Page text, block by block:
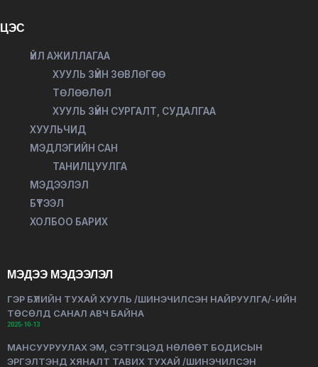
ЦЭС
ҮЙЛ АЖИЛЛАГАА
ХУУЛЬ ЗҮЙН ЗӨВЛӨГӨӨ
ТӨЛӨӨЛӨЛ
ХУУЛЬ ЗҮЙН СУРГАЛТ, СУДАЛГАА
ХУУЛЬЧИД
МЭДЛЭГИЙН САН
ТАНИЛЦУУЛГА
МЭДЭЭЛЭЛ
БҮТЭЭЛ
ХОЛБОО БАРИХ
МЭДЭЭ МЭДЭЭЛЭЛ
ГЭР БҮЛИЙН ТУХАЙ ХУУЛЬ /ШИНЭЧИЛСЭН НАЙРУУЛГА/-ИЙН
ТӨСӨЛД САНАЛ АВЧ БАЙНА
2025-10-13
МАНСУУРУУЛАХ ЭМ, СЭТГЭЦЭД НӨЛӨӨТ БОДИСЫН
ЭРГЭЛТЭНД ХЯНАЛТ ТАВИХ ТУХАЙ /ШИНЭЧИЛСЭН